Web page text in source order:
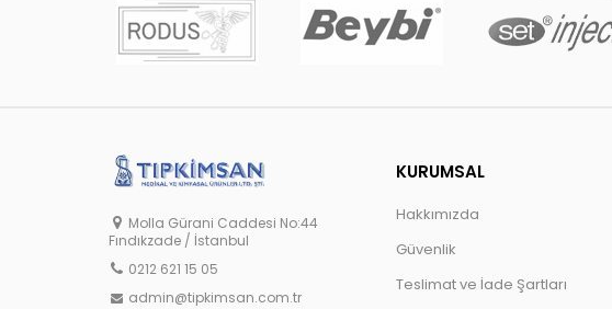
Molla Gürani Caddesi No:44
Fındıkzade / İstanbul
0212 621 15 05
admin@tipkimsan.com.tr
KURUMSAL
Hakkımızda
Güvenlik
Teslimat ve İade Şartları